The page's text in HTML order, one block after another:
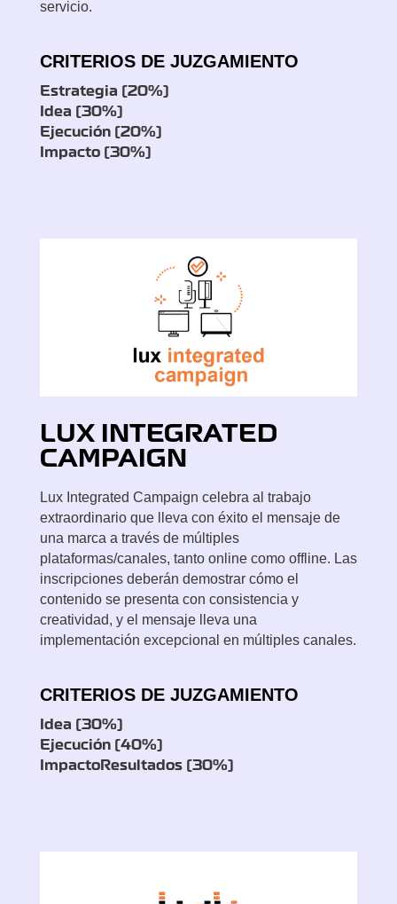
servicio.
CRITERIOS DE JUZGAMIENTO
Estrategia (20%)
Idea (30%)
Ejecución (20%)
Impacto (30%)
LUX INTEGRATED
CAMPAIGN
Lux Integrated Campaign celebra al trabajo
extraordinario que lleva con éxito el mensaje de
una marca a través de múltiples
plataformas/canales, tanto online como offline. Las
inscripciones deberán demostrar cómo el
contenido se presenta con consistencia y
creatividad, y el mensaje lleva una
implementación excepcional en múltiples canales.
CRITERIOS DE JUZGAMIENTO
Idea (30%)
Ejecución (40%)
ImpactoResultados (30%)